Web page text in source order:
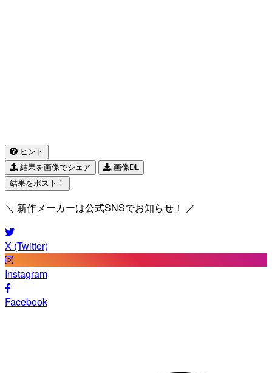
ヒント
結果を画像でシェア
画像DL
結果をポスト！
＼ 新作メーカーは公式SNSでお知らせ！ ／
X (Twitter)
Instagram
Facebook